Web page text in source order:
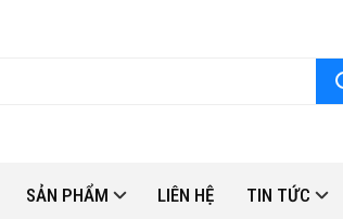
SẢN PHẨM LIÊN HỆ TIN TỨC